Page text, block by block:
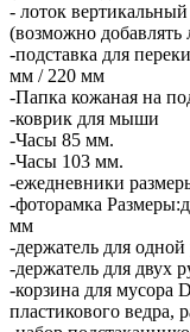
- лоток
(возможно добавлять
-подставка для
мм / 220 мм
-Папка кожаная на
-коврик для мыши
-Часы 85 мм.
-Часы 103 мм.
-ежедневники
-фоторамка
мм
-держатель для
-держатель для двух
-корзина для мусора
пластикового ведра,